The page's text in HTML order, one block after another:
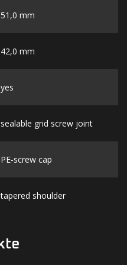
51,0 mm
42,0 mm
yes
sealable grid screw joint
PE-screw cap
tapered shoulder